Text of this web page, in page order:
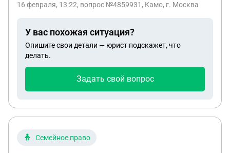
родину в армению чтоб поменять,на что мне там
лишен прав Что делать?
16 февраля, 13:22, вопрос №4859931, Камо, г. Москва
У вас похожая ситуация?
Опишите свои детали — юрист подскажет, что
делать.
Задать свой вопрос
Семейное право